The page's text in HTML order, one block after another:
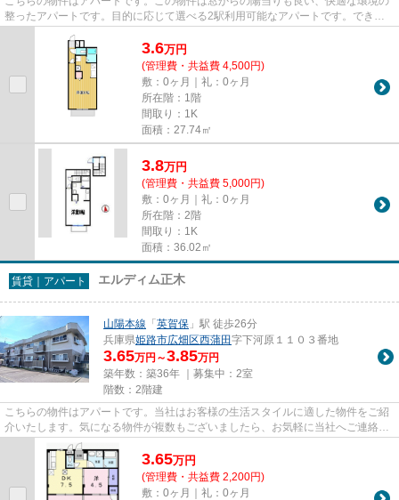
整ったアパートです。目的に応じて選べる2駅利用可能なアパートです。できる
だけ早めに不動産情報を集めた...
3.6万円
(管理費・共益費 4,500円)
敷：0ヶ月｜礼：0ヶ月
所在階：1階
間取り：1K
面積：27.74㎡
3.8万円
(管理費・共益費 5,000円)
敷：0ヶ月｜礼：0ヶ月
所在階：2階
間取り：1K
面積：36.02㎡
賃貸｜アパート エルディム正木
山陽本線 「英賀保 」駅 徒歩26分
兵庫県姫路市広畑区西蒲田字下河原１１０３番地
3.65万円～3.85万円
築年数：築36年 ｜募集中： 2室
階数：2階建
こちらの物件はアパートです。当社はお客様の生活スタイルに適した物件をご紹
介いたします。気になる物件が複数もございましたら、お気軽に当社へご連絡下
さい。
3.65万円
(管理費・共益費 2,200円)
敷：0ヶ月｜礼：0ヶ月